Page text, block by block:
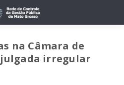
na Câmara de
julgada irregular